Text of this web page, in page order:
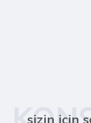
sizin için